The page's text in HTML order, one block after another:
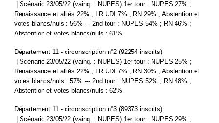
| Scénario 23/05/22 (vainq. : NUPES) 1er tour : NUPES 27% ;
Renaissance et alliés 22% ; LR UDI 7% ; RN 29% ; Abstention et
votes blancs/nuls : 56% --- 2nd tour : NUPES 54% ; RN 46% ;
Abstention et votes blancs/nuls : 61%
Département 11 - circonscription n°2 (92254 inscrits)
| Scénario 23/05/22 (vainq. : NUPES) 1er tour : NUPES 25% ;
Renaissance et alliés 22% ; LR UDI 7% ; RN 30% ; Abstention et
votes blancs/nuls : 57% --- 2nd tour : NUPES 52% ; RN 48% ;
Abstention et votes blancs/nuls : 62%
Département 11 - circonscription n°3 (89373 inscrits)
| Scénario 23/05/22 (vainq. : NUPES) 1er tour : NUPES 29% ;